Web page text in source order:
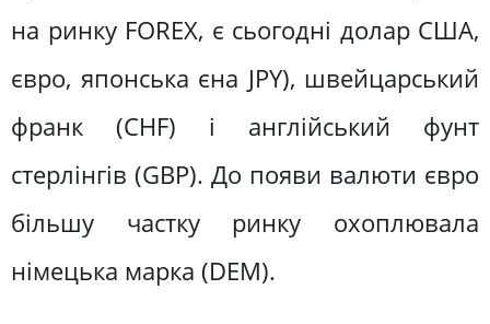
на ринку FOREX, є сьогодні долар США,
євро, японська єна JPY), швейцарський
франк (CHF) і англійський фунт
стерлінгів (GBP). До появи валюти євро
більшу частку ринку охоплювала
німецька марка (DEM).